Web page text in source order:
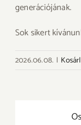
generációjának.
Sok sikert
2026.06.08. |